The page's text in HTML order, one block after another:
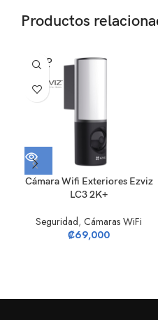
Productos
SOLD
OUT
Cámara Wifi Exteriores Ezviz
LC3 2K+
Seguridad, Cámaras WiFi
₡69,000